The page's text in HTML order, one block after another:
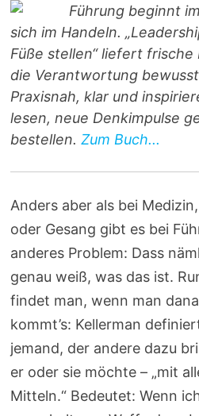
Führung beginnt
sich im Handeln.
Füße stellen“ liefert frische
die Verantwortung
Praxisnah, klar und
lesen, neue Denkimpulse
bestellen.Zum Buch...
Anders aber als bei
oder Gesang gibt es bei
anderes Problem: Dass
genau weiß, was das ist.
findet man, wenn man
kommt’s: Kellerman
jemand, der andere dazu
er oder sie möchte – „mit
Mitteln.“ Bedeutet: Wenn